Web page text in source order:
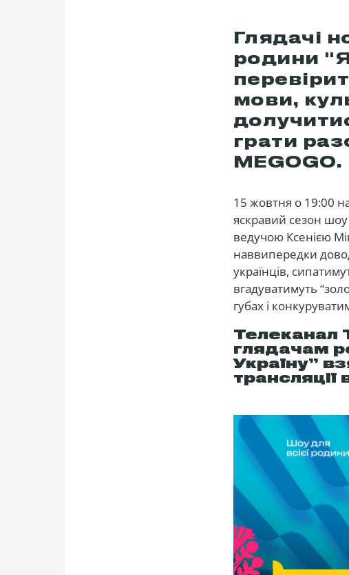
Глядачі
родини
мови,
грати
MEGOGO.
15 жовтня о 19:00
яскравий сезон
ведучою Ксенією
наввипередки
українців,
вгадуватимуть
губах і
Телеканал
глядачам
Україну”
трансляції